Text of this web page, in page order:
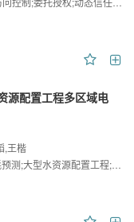
源配置工程多区域电
,王楷
大型水资源配置工程;多区域预测